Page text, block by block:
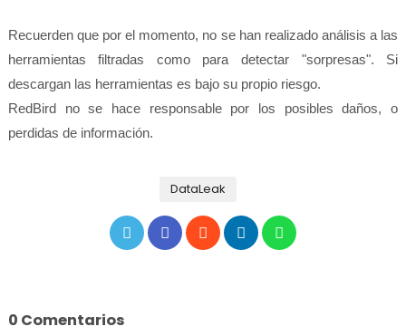
Recuerden que por el momento, no se han realizado análisis a las
herramientas filtradas como para detectar "sorpresas". Si
descargan las herramientas es bajo su propio riesgo.
RedBird no se hace responsable por los posibles daños, o
perdidas de información.
DataLeak
0 Comentarios